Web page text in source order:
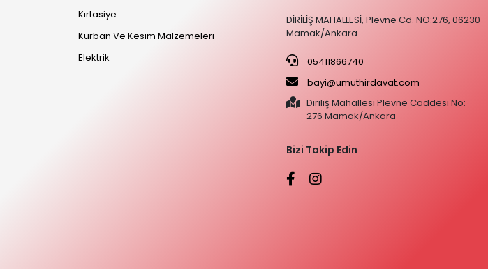
Kırtasiye
Kurban Ve Kesim Malzemeleri
Elektrik
DİRİLİŞ MAHALLESİ, Plevne Cd. NO:276, 06230
Mamak/Ankara
05411866740
bayi@umuthirdavat.com
Diriliş Mahallesi Plevne Caddesi No:
276 Mamak/Ankara
Bizi Takip Edin